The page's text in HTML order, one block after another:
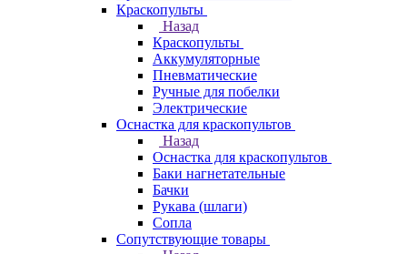
Краскопульты
Назад
Краскопульты
Аккумуляторные
Пневматические
Ручные для побелки
Электрические
Оснастка для краскопультов
Назад
Оснастка для краскопультов
Баки нагнетательные
Бачки
Рукава (шлаги)
Сопла
Сопутствующие товары